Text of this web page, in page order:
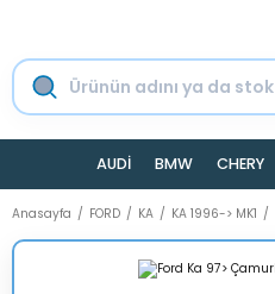
AUDİ BMW CHERY
Anasayfa FORD KA KA 1996-> MK1